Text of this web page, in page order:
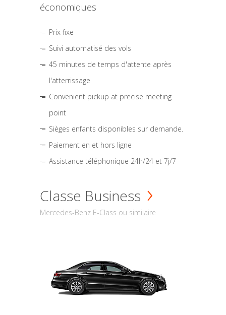
économiques
Prix fixe
Suivi automatisé des vols
45 minutes de temps d'attente après
l'atterrissage
Convenient pickup at precise meeting
point
Sièges enfants disponibles sur demande.
Paiement en et hors ligne
Assistance téléphonique 24h/24 et 7j/7
Classe Business
Mercedes-Benz E-Class ou similaire